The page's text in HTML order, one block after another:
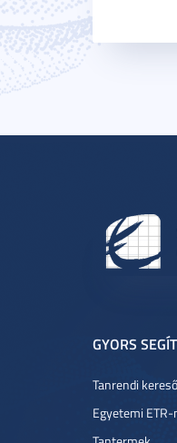
GYORS
Tanrendi kereső
Egyetemi